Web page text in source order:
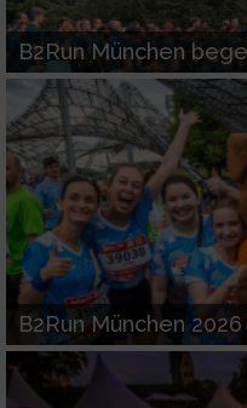
B2Run München
B2Run München